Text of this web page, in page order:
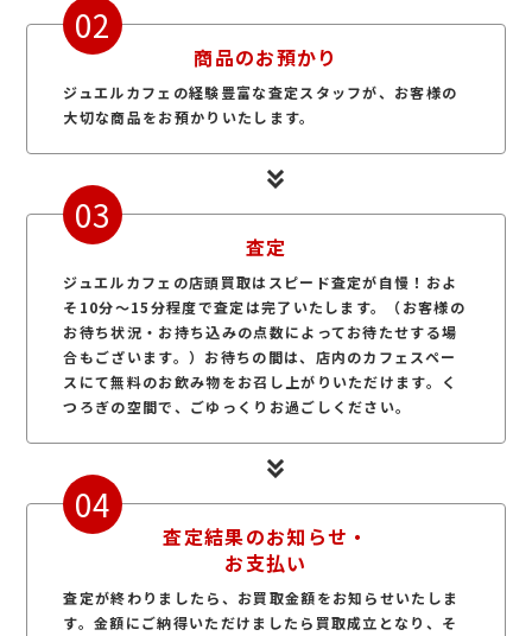
商品のお預かり
ジュエルカフェの経験豊富な査定スタッフが、お客様の
大切な商品をお預かりいたします。
02
査定
ジュエルカフェの店頭買取はスピード査定が自慢！およ
そ10分～15分程度で査定は完了いたします。（お客様の
お待ち状況・お持ち込みの点数によってお待たせする場
合もございます。）お待ちの間は、店内のカフェスペー
スにて無料のお飲み物をお召し上がりいただけます。く
つろぎの空間で、ごゆっくりお過ごしください。
03
査定結果のお知らせ・
お支払い
査定が終わりましたら、お買取金額をお知らせいたしま
す。金額にご納得いただけましたら買取成立となり、そ
04